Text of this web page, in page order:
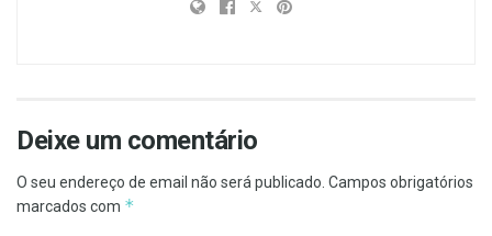
Deixe um comentário
O seu endereço de email não será publicado. Campos obrigatórios
marcados com *